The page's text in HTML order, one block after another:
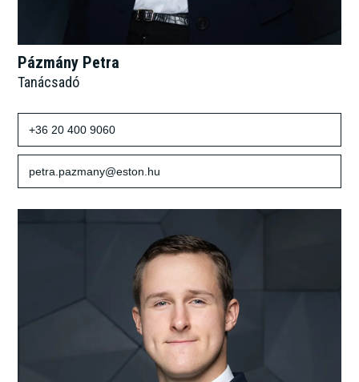
Pázmány Petra
Tanácsadó
+36 20 400 9060
petra.pazmany@eston.hu